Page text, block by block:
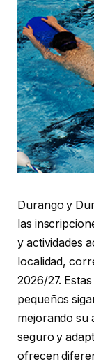
Durango y
las
y actividades
localidad,
2026/27.
pequeños
mejorando su
seguro y
ofrecen